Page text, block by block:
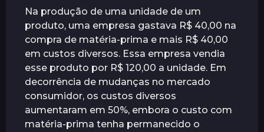
e
s
e
s
a
t
r
á
s
n
u
s
s
a
t
r
á
Na produção de uma unidade de um
produto, uma empresa gastava R$ 40,00 na
compra de matéria-prima e mais R$ 40,00
em custos diversos. Essa empresa vendia
esse produto por R$ 120,00 a unidade. Em
decorrência de mudanças no mercado
consumidor, os custos diversos
aumentaram em 50%, embora o custo com
matéria-prima tenha permanecido o